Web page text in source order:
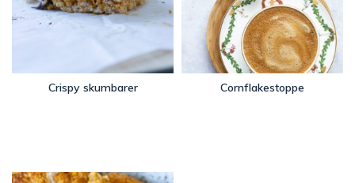
Crispy skumbarer Cornflakestoppe